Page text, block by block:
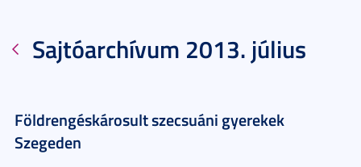
Sajtóarchívum 2013. július
Földrengéskárosult szecsuáni gyerekek
Szegeden